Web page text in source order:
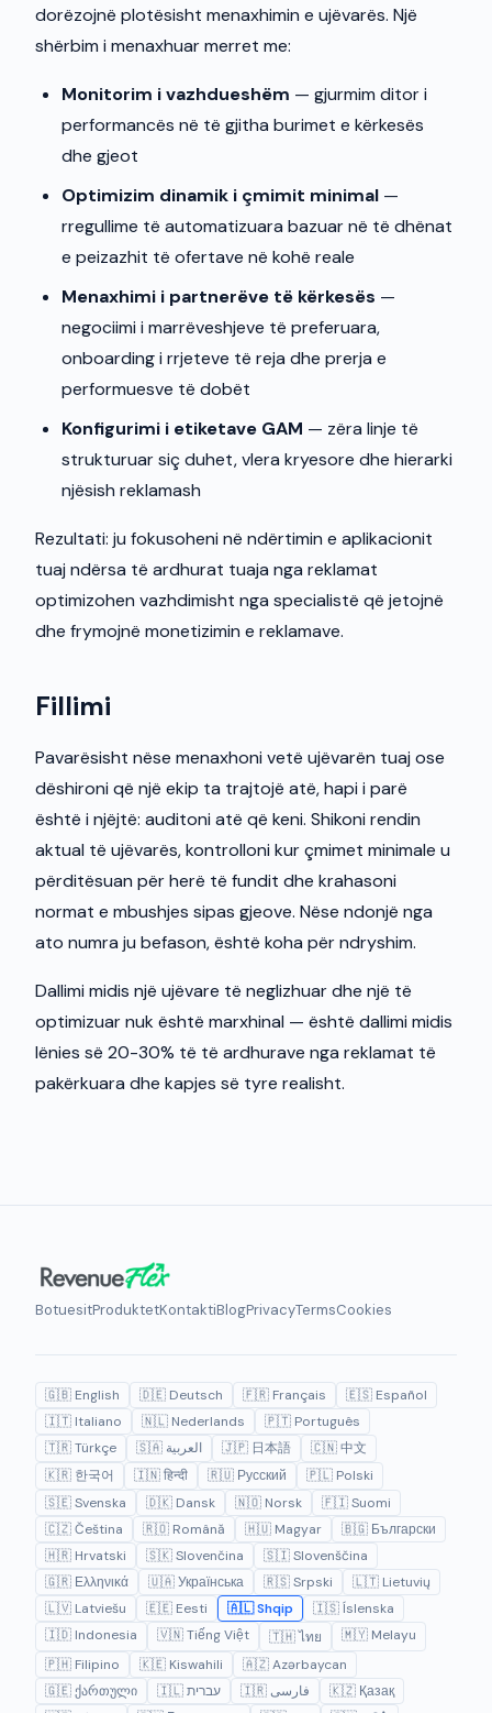
dorëzojnë plotësisht menaxhimin e ujëvarës. Një
shërbim i menaxhuar merret me:
Monitorim i vazhdueshëm — gjurmim ditor i
performancës në të gjitha burimet e kërkesës
dhe gjeot
Optimizim dinamik i çmimit minimal —
rregullime të automatizuara bazuar në të dhënat
e peizazhit të ofertave në kohë reale
Menaxhimi i partnerëve të kërkesës —
negociimi i marrëveshjeve të preferuara,
onboarding i rrjeteve të reja dhe prerja e
performuesve të dobët
Konfigurimi i etiketave GAM — zëra linje të
strukturuar siç duhet, vlera kryesore dhe hierarki
njësish reklamash
Rezultati: ju fokusoheni në ndërtimin e aplikacionit
tuaj ndërsa të ardhurat tuaja nga reklamat
optimizohen vazhdimisht nga specialistë që jetojnë
dhe frymojnë monetizimin e reklamave.
Fillimi
Pavarësisht nëse menaxhoni vetë ujëvarën tuaj ose
dëshironi që një ekip ta trajtojë atë, hapi i parë
është i njëjtë: auditoni atë që keni. Shikoni rendin
aktual të ujëvarës, kontrolloni kur çmimet minimale u
përditësuan për herë të fundit dhe krahasoni
normat e mbushjes sipas gjeove. Nëse ndonjë nga
ato numra ju befason, është koha për ndryshim.
Dallimi midis një ujëvare të neglizhuar dhe një të
optimizuar nuk është marxhinal — është dallimi midis
lënies së 20-30% të të ardhurave nga reklamat të
pakërkuara dhe kapjes së tyre realisht.
BotuesitProduktetKontaktiBlogPrivacyTermsCookies
🇬🇧 English 🇩🇪 Deutsch 🇫🇷 Français
🇪🇸 Español
🇮🇹 Italiano
🇳🇱 Nederlands
🇵🇹 Português
🇹🇷 Türkçe
🇸🇦 العربية 🇯🇵 日本語
🇨🇳 中文
🇰🇷 한국어
🇮🇳 हिन्दी 🇷🇺 Русский
🇵🇱 Polski
🇸🇪 Svenska
🇩🇰 Dansk 🇳🇴 Norsk
🇫🇮 Suomi
🇨🇿 Čeština
🇷🇴 Română 🇭🇺 Magyar
🇧🇬 Български
🇭🇷 Hrvatski
🇸🇰 Slovenčina
🇸🇮 Slovenščina
🇬🇷 Ελληνικά
🇺🇦 Українська 🇷🇸 Srpski
🇱🇹 Lietuvių
🇱🇻 Latviešu
🇪🇪 Eesti 🇦🇱 Shqip
🇮🇸 Íslenska
🇮🇩 Indonesia
🇻🇳 Tiếng Việt 🇹🇭 ไทย
🇲🇾 Melayu
🇵🇭 Filipino
🇰🇪 Kiswahili
🇦🇿 Azərbaycan
🇬🇪 ქართული
🇮🇱 עברית 🇮🇷 فارسی
🇰🇿 Қазақ